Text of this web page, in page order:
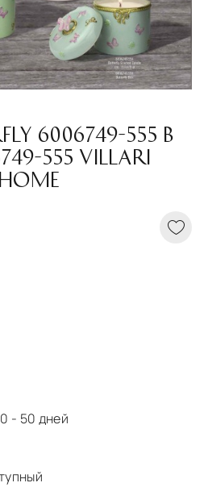
6006749-555 В
555 VILLARI
- 50 дней